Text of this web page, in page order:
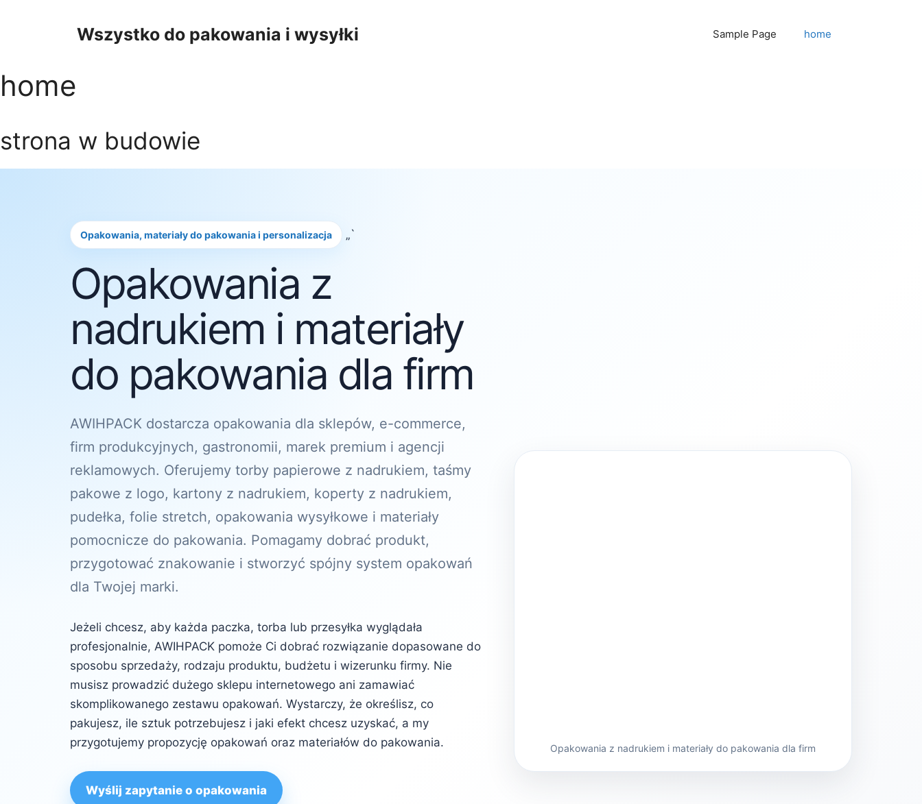
Wszystko do pakowania i wysyłki Sample Page home
home
strona w budowie
Opakowania, materiały do pakowania i personalizacja „`
Opakowania z
nadrukiem i materiały
do pakowania dla firm
AWIHPACK dostarcza opakowania dla sklepów, e-commerce,
firm produkcyjnych, gastronomii, marek premium i agencji
reklamowych. Oferujemy torby papierowe z nadrukiem, taśmy
pakowe z logo, kartony z nadrukiem, koperty z nadrukiem,
pudełka, folie stretch, opakowania wysyłkowe i materiały
pomocnicze do pakowania. Pomagamy dobrać produkt,
przygotować znakowanie i stworzyć spójny system opakowań
dla Twojej marki.
Jeżeli chcesz, aby każda paczka, torba lub przesyłka wyglądała
profesjonalnie, AWIHPACK pomoże Ci dobrać rozwiązanie dopasowane do
sposobu sprzedaży, rodzaju produktu, budżetu i wizerunku firmy. Nie
musisz prowadzić dużego sklepu internetowego ani zamawiać
skomplikowanego zestawu opakowań. Wystarczy, że określisz, co
pakujesz, ile sztuk potrzebujesz i jaki efekt chcesz uzyskać, a my
przygotujemy propozycję opakowań oraz materiałów do pakowania.
Wyślij zapytanie o opakowania
Opakowania z nadrukiem i materiały do pakowania dla firm